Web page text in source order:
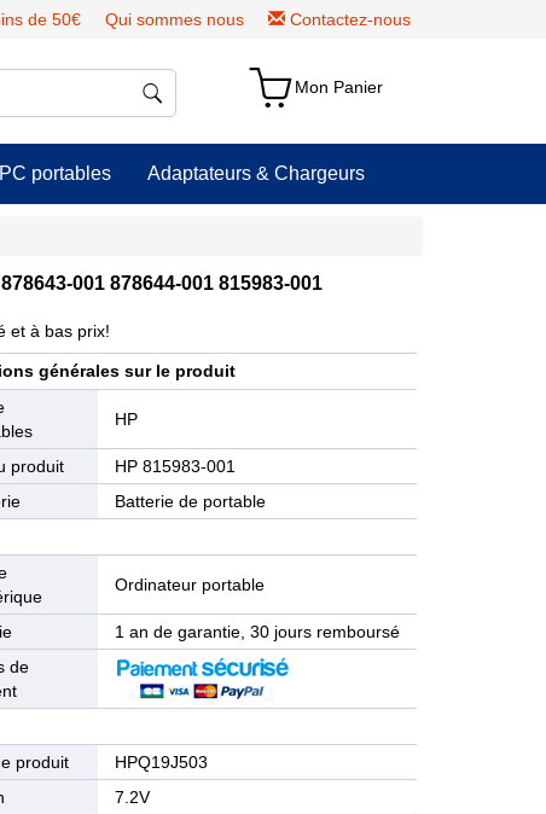
de 50€ Qui sommes nous Contactez-nous
Mon Panier
portables Adaptateurs & Chargeurs
001 878644-001 815983-001
et à bas prix!
générales sur le produit
HP
produit
HP 815983-001
Batterie de portable
Ordinateur portable
1 an de garantie, 30 jours remboursé
de
produit
HPQ19J503
7.2V